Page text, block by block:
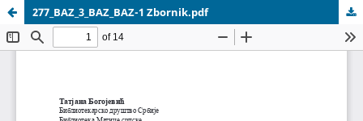
277_BAZ_3_BAZ_BAZ-1 Zbornik.pdf